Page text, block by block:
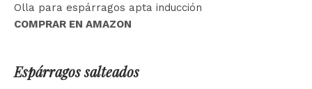
Olla para espárragos apta inducción
COMPRAR EN AMAZON
Espárragos salteados